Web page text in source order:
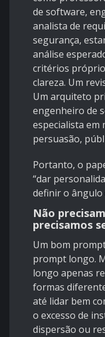
de software,
analista de
segurança,
análise
critérios
clareza. Um
Um arquiteto
engenheiro de
especialista
persuasão,
Portanto, o
“dar
definir o ângulo
Não
precisamos
Um bom
prompt longo.
longo apenas
formas
até lidar bem
o excesso de
dispersão ou